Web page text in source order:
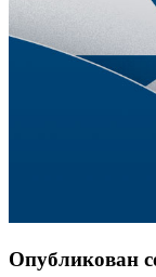
Опубликован